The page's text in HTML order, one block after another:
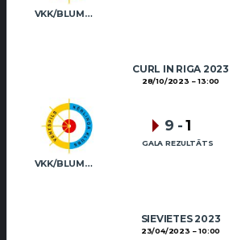
VKK/BLUMBERGA-BĒRZIŅA
CURL IN RIGA 2023
28/10/2023 13:00
VKK/BLUMBERGA-BĒRZIŅA
9 -1
GALA REZULTĀTS
SIEVIETES 2023
23/04/2023 10:00